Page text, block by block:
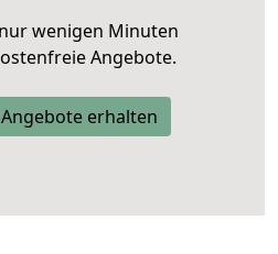
wenigen Minuten
Angebote.
erhalten